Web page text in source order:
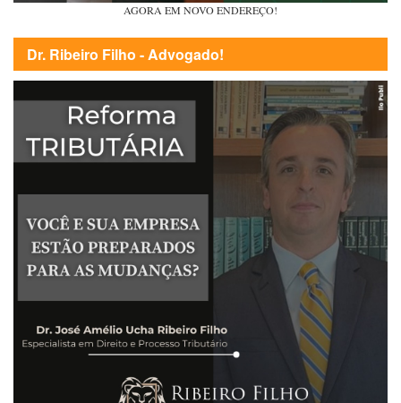
AGORA EM NOVO ENDEREÇO!
Dr. Ribeiro Filho - Advogado!